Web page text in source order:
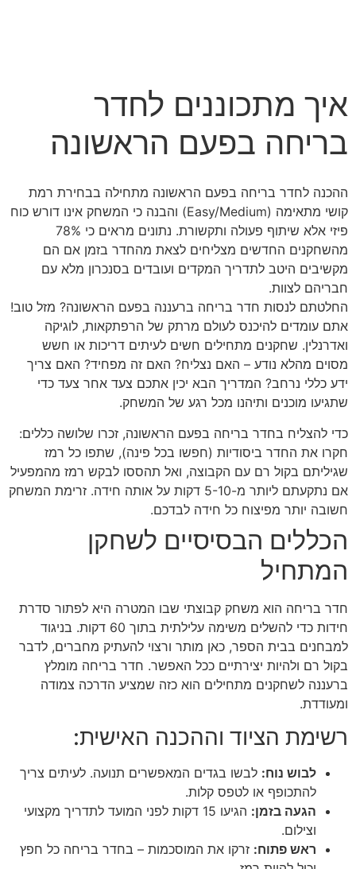
איך מתכוננים לחדר
בריחה בפעם הראשונה
ההכנה לחדר בריחה בפעם הראשונה מתחילה בבחירת רמת
קושי מתאימה (Easy/Medium) והבנה כי המשחק אינו דורש כוח
פיזי אלא שיתוף פעולה ותקשורת. נתונים מראים כי 78%
מהשחקנים החדשים מצליחים לצאת מהחדר בזמן אם הם
מקשיבים היטב לתדריך המקדים ועובדים בסנכרון מלא עם
חבריהם לצוות.
החלטתם לנסות חדר בריחה ברעננה בפעם הראשונה? מזל טוב!
אתם עומדים להיכנס לעולם מרתק של הרפתקאות, לוגיקה
ואדרנלין. שחקנים מתחילים חשים לעיתים דריכות או חשש
מסוים מהלא נודע – האם נצליח? האם זה מפחיד? האם צריך
ידע כללי נרחב? המדריך הבא יכין אתכם צעד אחר צעד כדי
שתגיעו מוכנים ותיהנו מכל רגע של המשחק.
כדי להצליח בחדר בריחה בפעם הראשונה, זכרו שלושה כללים:
חקרו את החדר ביסודיות (חפשו בכל פינה), שתפו כל רמז
שגיליתם בקול רם עם הקבוצה, ואל תהססו לבקש רמז מהמפעיל
אם נתקעתם ליותר מ-5-10 דקות על אותה חידה. זרימת המשחק
חשובה יותר מפיצוח כל חידה לבדכם.
הכללים הבסיסיים לשחקן
המתחיל
חדר בריחה הוא משחק קבוצתי שבו המטרה היא לפתור סדרת
חידות כדי להשלים משימה עלילתית בתוך 60 דקות. בניגוד
למבחנים בבית הספר, כאן מותר ורצוי להעתיק מחברים, לדבר
בקול רם ולהיות יצירתיים ככל האפשר. חדר בריחה מומלץ
ברעננה לשחקנים מתחילים הוא כזה שמציע הדרכה צמודה
ומעודדת.
רשימת הציוד וההכנה האישית:
לבוש נוח: לבשו בגדים המאפשרים תנועה. לעיתים צריך
להתכופף או לטפס קלות.
הגעה בזמן: הגיעו 15 דקות
לפני המועד לתדריך מקצועי
וצילום.
ראש פתוח: זרקו את המוסכמות – בחדר בריחה כל חפץ